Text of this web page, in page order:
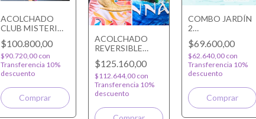
ACOLCHADO
CLUB MISTERIO -
FEDE VIGEVANI
REVERSIBLE
$100.800,00
$90.720,00 con
Transferencia 10%
descuento
ACOLCHADO
REVERSIBLE
PERSONALIZADO
$125.160,00
$112.644,00 con
Transferencia 10%
descuento
COMBO JARDÍN
2
PERSONALIZADO
$69.600,00
$62.640,00 con
Transferencia 10%
descuento